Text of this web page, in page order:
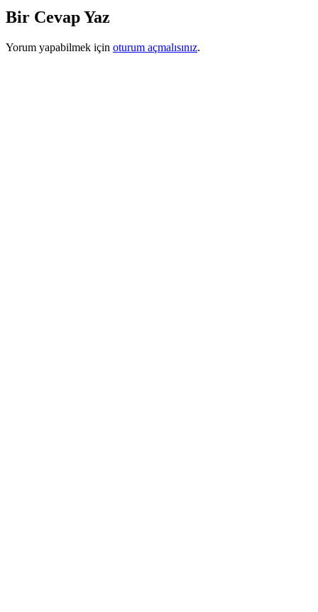
Bir Cevap Yaz
Yorum yapabilmek için oturum açmalısınız.